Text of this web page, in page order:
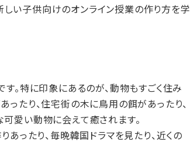
しい子供向けのオンライン授業の作り方を学
。特に印象にあるのが、動物もすごく住み
ったり、住宅街の木に鳥用の餌があったり、
愛い動物に会えて癒されます。
あったり、毎晩韓国ドラマを見たり、近くの